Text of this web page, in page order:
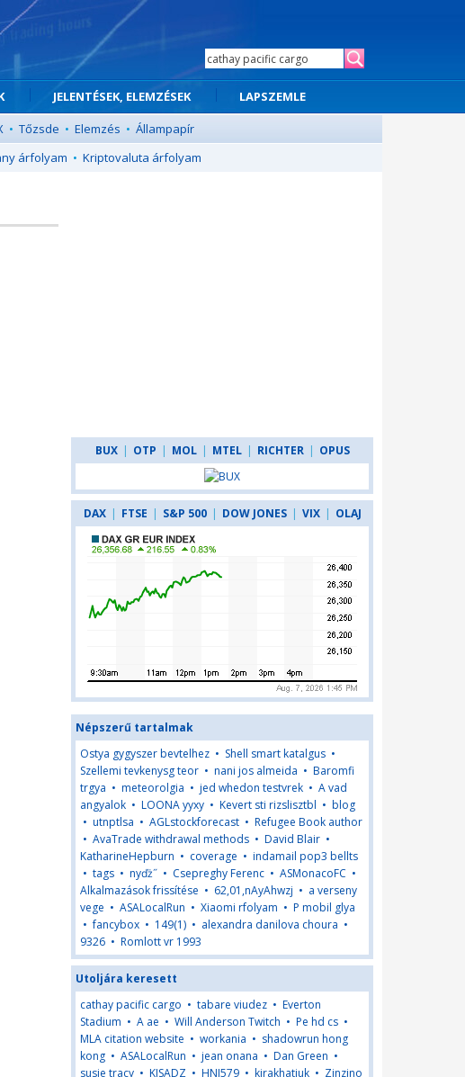
JELENTÉSEK, ELEMZÉSEK
LAPSZEMLE
• Tőzsde • Elemzés • Állampapír
árfolyam • Kriptovaluta árfolyam
BUX | OTP | MOL | MTEL | RICHTER | OPUS
DAX | FTSE | S&P 500 | DOW JONES | VIX | OLAJ
Népszerű tartalmak
Ostya gygyszer bevtelhez • Shell smart katalgus •
Szellemi tevkenysg teor • nani jos almeida • Baromfi
trgya • meteorolgia • jed whedon testvrek • A vad
angyalok • LOONA yyxy • Kevert sti rizslisztbl • blog
• utnptlsa • AGLstockforecast • Refugee Book author
• AvaTrade withdrawal methods • David Blair •
KatharineHepburn • coverage • indamail pop3 bellts
• tags • nyďż˝ • Csepreghy Ferenc • ASMonacoFC •
Alkalmazások frissítése • 62,01,nAyAhwzj • a verseny
vege • ASALocalRun • Xiaomi rfolyam • P mobil glya
•fancybox • 149(1) • alexandra danilova choura •
9326 • Romlott vr 1993
Utoljára keresett
cathay pacific cargo • tabare viudez • Everton
Stadium • A ae • Will Anderson Twitch • Pe hd cs •
MLA citation website • workania • shadowrun hong
kong • ASALocalRun • jean onana • Dan Green •
susie tracy • KISADZ • HNJ579 • kirakhatjuk • Zinzino